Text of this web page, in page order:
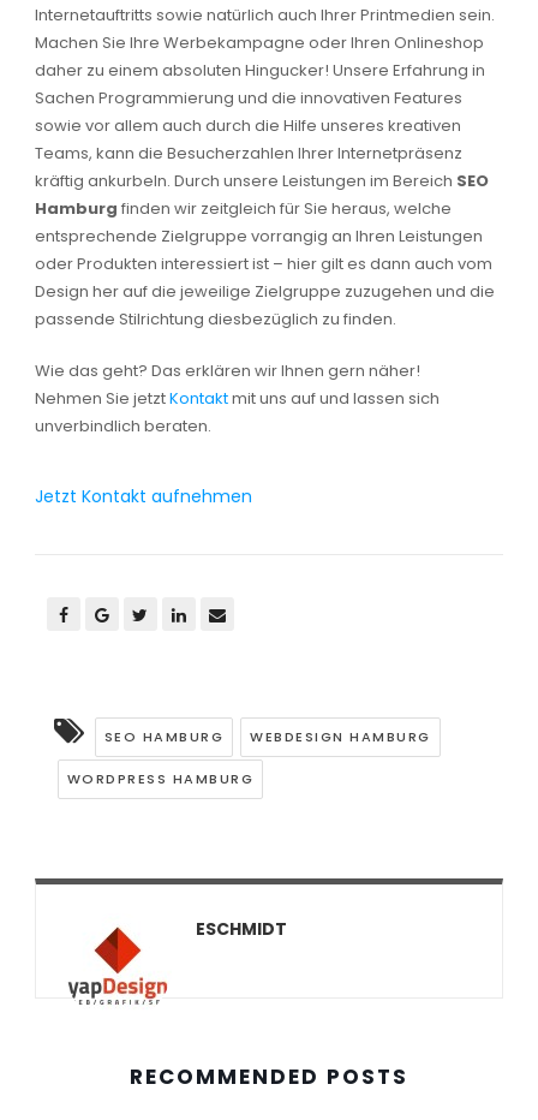
Internetauftritts sowie natürlich auch Ihrer Printmedien sein.
Machen Sie Ihre Werbekampagne oder Ihren Onlineshop
daher zu einem absoluten Hingucker! Unsere Erfahrung in
Sachen Programmierung und die innovativen Features
sowie vor allem auch durch die Hilfe unseres kreativen
Teams, kann die Besucherzahlen Ihrer Internetpräsenz
kräftig ankurbeln. Durch unsere Leistungen im Bereich SEO
Hamburg finden wir zeitgleich für Sie heraus, welche
entsprechende Zielgruppe vorrangig an Ihren Leistungen
oder Produkten interessiert ist – hier gilt es dann auch vom
Design her auf die jeweilige Zielgruppe zuzugehen und die
passende Stilrichtung diesbezüglich zu finden.
Wie das geht? Das erklären wir Ihnen gern näher!
Nehmen Sie jetztKontaktmit uns auf und lassen sich
unverbindlich beraten.
Jetzt Kontakt aufnehmen
SEO HAMBURG WEBDESIGN HAMBURG
WORDPRESS HAMBURG
ESCHMIDT
RECOMMENDED POSTS